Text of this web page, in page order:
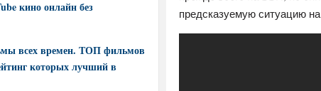
предсказуемую ситуацию
кино онлайн без
всех времен. ТОП фильмов
которых лучший в